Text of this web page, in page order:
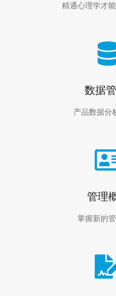
精通心理学才
数据
产品数据分
管理
掌握新的